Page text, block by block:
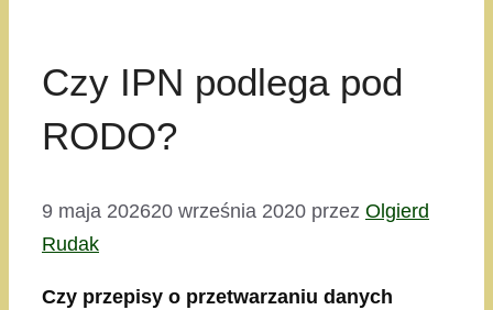
Czy IPN podlega pod
RODO?
9 maja 202620 września 2020 przez Olgierd
Rudak
Czy przepisy o przetwarzaniu danych